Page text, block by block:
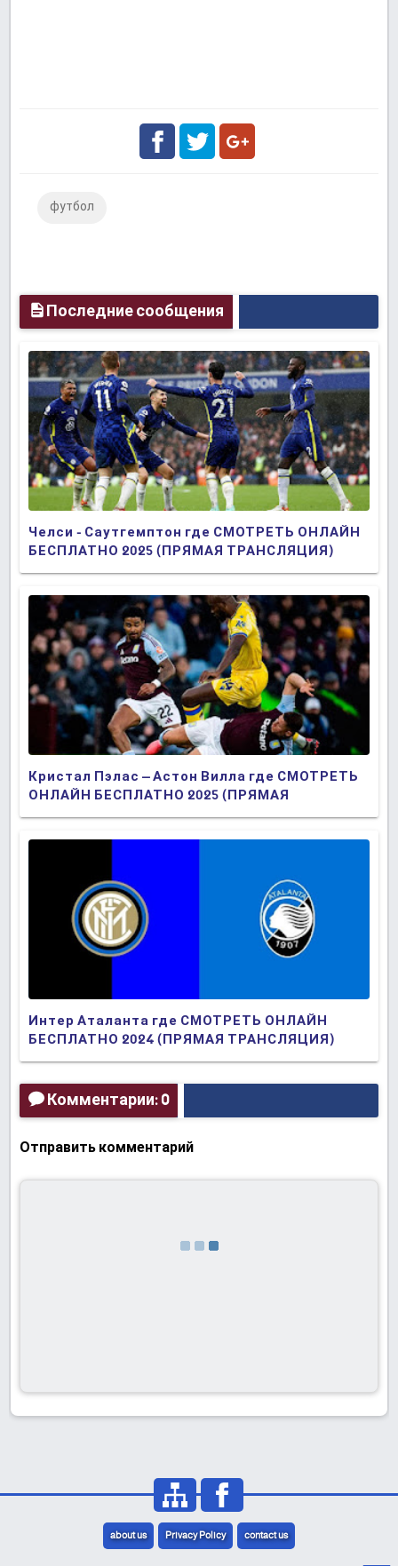
футбол
Последние сообщения
Челси - Саутгемптон где СМОТРЕТЬ ОНЛАЙН
БЕСПЛАТНО 2025 (ПРЯМАЯ ТРАНСЛЯЦИЯ)
Кристал Пэлас – Астон Вилла где СМОТРЕТЬ
ОНЛАЙН БЕСПЛАТНО 2025 (ПРЯМАЯ
ТРАНСЛЯЦИЯ)
Интер Аталанта где СМОТРЕТЬ ОНЛАЙН
БЕСПЛАТНО 2024 (ПРЯМАЯ ТРАНСЛЯЦИЯ)
Комментарии: 0
Отправить комментарий
contact us
Privacy Policy
about us